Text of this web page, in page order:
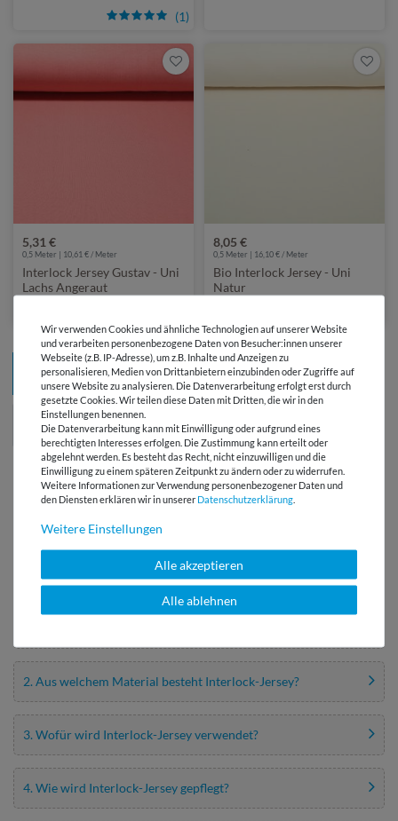
(1)
5,31 €
0,5 Meter | 10,61 € / Meter
Interlock Jersey Gustav - Uni
Lachs Angeraut
8,05 €
0,5 Meter | 16,10 € / Meter
Bio Interlock Jersey - Uni
Natur
Seite: 1 / 2
STOFFGUIDE INTERLOCK-JERSEY
Inhaltsverzeichnis
2. Aus welchem Material besteht Interlock-Jersey?
3. Wofür wird Interlock-Jersey verwendet?
4. Wie wird Interlock-Jersey gepflegt?
Wir verwenden Cookies und ähnliche Technologien auf unserer Website
und verarbeiten personenbezogene Daten von Besucher:innen unserer
Webseite (z.B. IP-Adresse), um z.B. Inhalte und Anzeigen zu
personalisieren, Medien von Drittanbietern einzubinden oder Zugriffe auf
unsere Website zu analysieren. Die Datenverarbeitung erfolgt erst durch
gesetzte Cookies. Wir teilen diese Daten mit Dritten, die wir in den
Einstellungen benennen.
Die Datenverarbeitung kann mit Einwilligung oder aufgrund eines
berechtigten Interesses erfolgen. Die Zustimmung kann erteilt oder
abgelehnt werden. Es besteht das Recht, nicht einzuwilligen und die
Einwilligung zu einem späteren Zeitpunkt zu ändern oder zu widerrufen.
Weitere Informationen zur Verwendung personenbezogener Daten und
den Diensten erklären wir in unserer Daten­schutz­erklärung
Weitere Einstellungen
Alle akzeptieren
Alle ablehnen